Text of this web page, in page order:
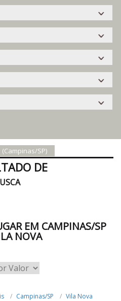
SP)
DE
EM CAMPINAS/SP
NOVA
Campinas/SP Vila Nova